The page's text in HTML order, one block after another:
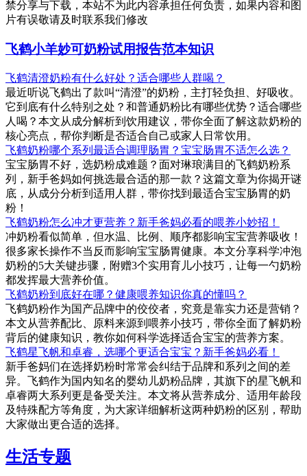
禁分享与下载，本站不为此内容承担任何负责，如果内容和图
片有误敬请及时联系我们修改
飞鹤小羊妙可奶粉试用报告范本知识
飞鹤清澄奶粉有什么好处？适合哪些人群喝？
最近听说飞鹤出了款叫“清澄”的奶粉，主打轻负担、好吸收。
它到底有什么特别之处？和普通奶粉比有哪些优势？适合哪些
人喝？本文从成分解析到饮用建议，带你全面了解这款奶粉的
核心亮点，帮你判断是否适合自己或家人日常饮用。
飞鹤奶粉哪个系列最适合调理肠胃？宝宝肠胃不适怎么选？
宝宝肠胃不好，选奶粉成难题？面对琳琅满目的飞鹤奶粉系
列，新手爸妈如何挑选最合适的那一款？这篇文章为你揭开谜
底，从成分分析到适用人群，带你找到最适合宝宝肠胃的奶
粉！
飞鹤奶粉怎么冲才更营养？新手爸妈必看的喂养小妙招！
冲奶粉看似简单，但水温、比例、顺序都影响宝宝营养吸收！
很多家长操作不当反而影响宝宝肠胃健康。本文分享科学冲泡
奶粉的5大关键步骤，附赠3个实用育儿小技巧，让每一勺奶粉
都发挥最大营养价值。
飞鹤奶粉到底好在哪？健康喂养知识你真的懂吗？
飞鹤奶粉作为国产品牌中的佼佼者，究竟是靠实力还是营销？
本文从营养配比、原料来源到喂养小技巧，带你全面了解奶粉
背后的健康知识，教你如何科学选择适合宝宝的营养方案。
飞鹤星飞帆和卓睿，选哪个更适合宝宝？新手爸妈必看！
新手爸妈们在选择奶粉时常常会纠结于品牌和系列之间的差
异。飞鹤作为国内知名的婴幼儿奶粉品牌，其旗下的星飞帆和
卓睿两大系列更是备受关注。本文将从营养成分、适用年龄段
及特殊配方等角度，为大家详细解析这两种奶粉的区别，帮助
大家做出更合适的选择。
生活专题